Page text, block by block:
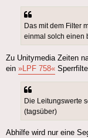
Das mit dem Filter
einmal solch einen
Zu Unitymedia Zeiten
ein »LPF 758«
Die Leitungswerte
(tagsüber)
Abhilfe wird nur eine